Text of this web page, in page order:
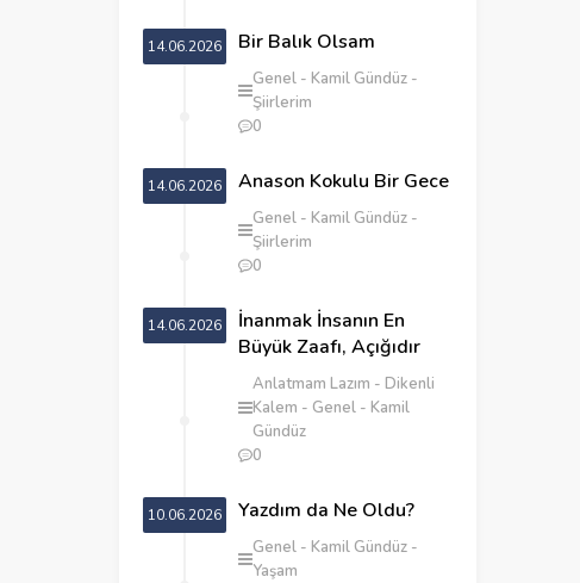
14.06.2026 ‎Bir Balık Olsam
Genel
Kamil Gündüz
Şiirlerim
0
14.06.2026 Anason Kokulu Bir Gece
Genel
Kamil Gündüz
Şiirlerim
0
14.06.2026
İnanmak İnsanın En
Büyük Zaafı, Açığıdır
Anlatmam Lazım
Dikenli
Kalem
Genel
Kamil
Gündüz
0
10.06.2026 Yazdım da Ne Oldu?
Genel
Kamil Gündüz
Yaşam